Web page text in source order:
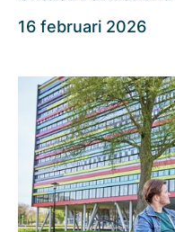
16 februari 2026